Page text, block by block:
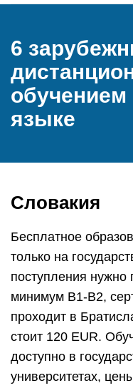
6
обучением
языке
Словакия
Бесплатное
только на
поступления нужно
минимум В1-В2,
проходит в
стоит 120 EUR.
доступно в
университетах,